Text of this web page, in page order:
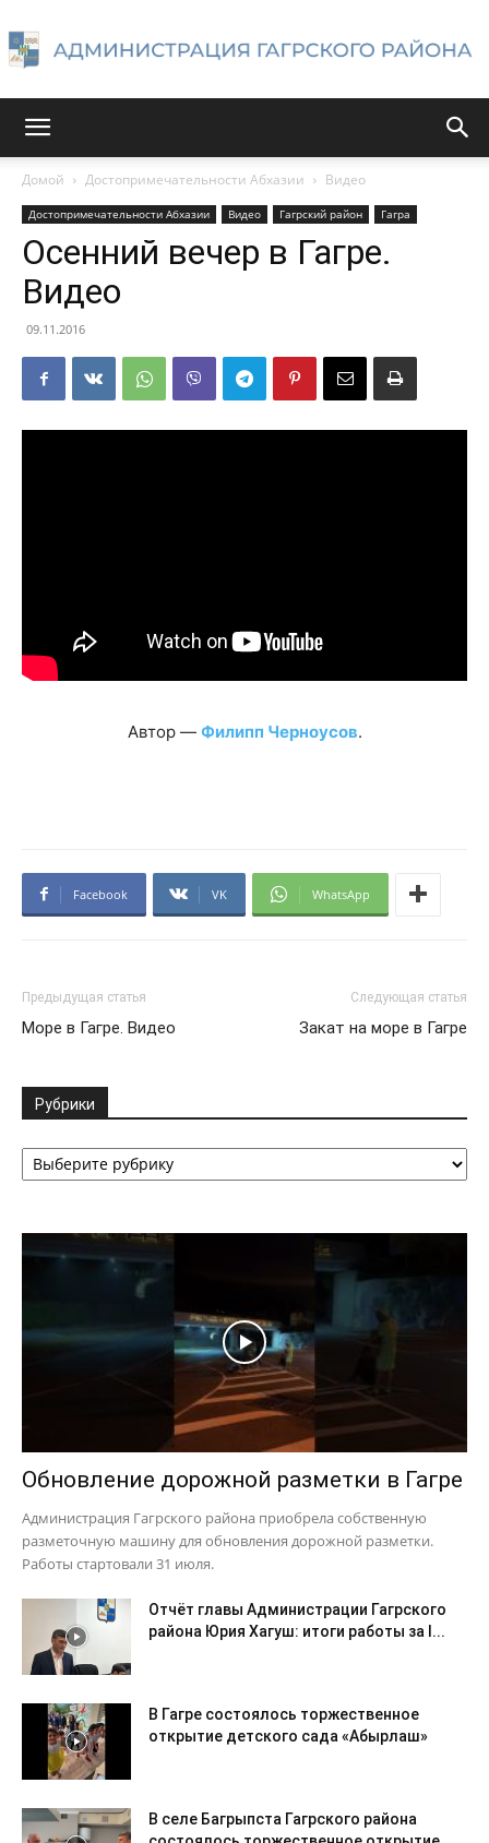
Гагрского
Домой Достопримечательности Абхазии Видео
Достопримечательности Абхазии Видео Гагрский район Гагра
Осенний вечер в Гагре.
Видео
09.11.2016
Автор — Филипп Черноусов.
Facebook VK WhatsApp
Предыдущая статья
Море в Гагре. Видео
Следующая статья
Закат на море в Гагре
Рубрики
Рубрики
Обновление дорожной разметки в Гагре
Администрация Гагрского района приобрела собственную
разметочную машину для обновления дорожной разметки.
Работы стартовали 31 июля.
Отчёт главы Администрации Гагрского
района Юрия Хагуш: итоги работы за I...
В Гагре состоялось торжественное
открытие детского сада «Абырлаш»
В селе Багрыпста Гагрского района